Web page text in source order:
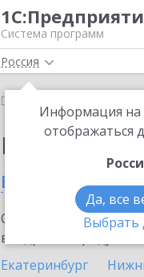
Система программ
Россия
Информация на
отображаться
Да, все
Выбрать
Главная
Партнеры
в
Ознакомьтесь с
внедрение продукта.
Екатеринбург